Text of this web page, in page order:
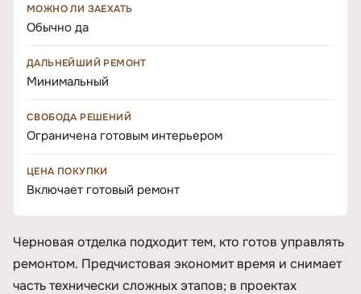
МОЖНО ЛИ ЗАЕХАТЬ
Обычно да
ДАЛЬНЕЙШИЙ РЕМОНТ
Минимальный
СВОБОДА РЕШЕНИЙ
Ограничена готовым интерьером
ЦЕНА ПОКУПКИ
Включает готовый ремонт
Черновая отделка подходит тем, кто готов управлять
ремонтом. Предчистовая экономит время и снимает
часть технически сложных этапов; в проектах